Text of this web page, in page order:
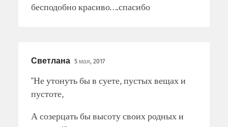
бесподобно красиво….спасибо
Светлана 5 мая, 2017
“Не утонуть бы в суете, пустых вещах и
пустоте,
А созерцать бы высоту своих родных и